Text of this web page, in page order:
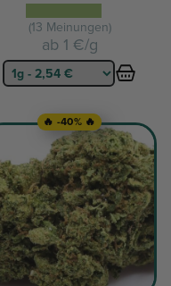
(13 Meinungen)
ab 1 €/g
🔥 -40% 🔥